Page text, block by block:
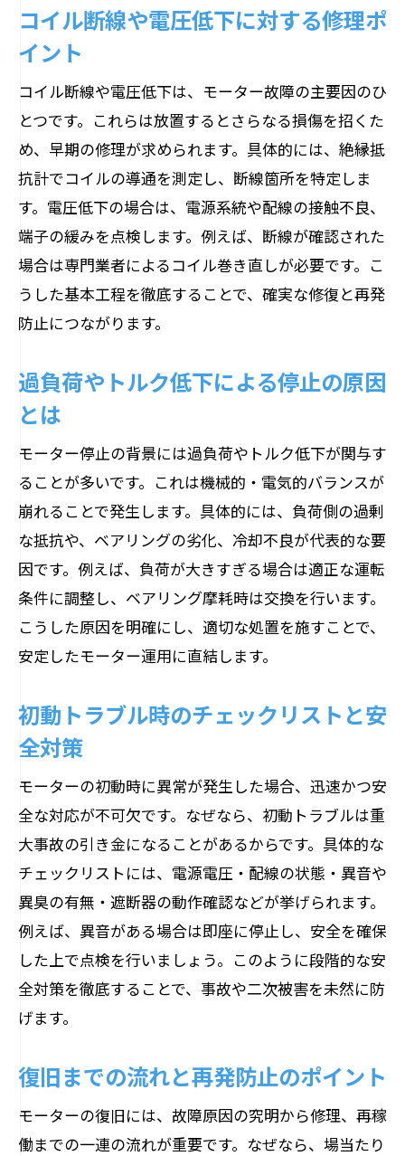
コイル断線や電圧低下に対する修理ポ
イント
コイル断線や電圧低下は、モーター故障の主要因のひ
とつです。これらは放置するとさらなる損傷を招くた
め、早期の修理が求められます。具体的には、絶縁抵
抗計でコイルの導通を測定し、断線箇所を特定しま
す。電圧低下の場合は、電源系統や配線の接触不良、
端子の緩みを点検します。例えば、断線が確認された
場合は専門業者によるコイル巻き直しが必要です。こ
うした基本工程を徹底することで、確実な修復と再発
防止につながります。
過負荷やトルク低下による停止の原因
とは
モーター停止の背景には過負荷やトルク低下が関与す
ることが多いです。これは機械的・電気的バランスが
崩れることで発生します。具体的には、負荷側の過剰
な抵抗や、ベアリングの劣化、冷却不良が代表的な要
因です。例えば、負荷が大きすぎる場合は適正な運転
条件に調整し、ベアリング摩耗時は交換を行います。
こうした原因を明確にし、適切な処置を施すことで、
安定したモーター運用に直結します。
初動トラブル時のチェックリストと安
全対策
モーターの初動時に異常が発生した場合、迅速かつ安
全な対応が不可欠です。なぜなら、初動トラブルは重
大事故の引き金になることがあるからです。具体的な
チェックリストには、電源電圧・配線の状態・異音や
異臭の有無・遮断器の動作確認などが挙げられます。
例えば、異音がある場合は即座に停止し、安全を確保
した上で点検を行いましょう。このように段階的な安
全対策を徹底することで、事故や二次被害を未然に防
げます。
復旧までの流れと再発防止のポイント
モーターの復旧には、故障原因の究明から修理、再稼
働までの一連の流れが重要です。なぜなら、場当たり